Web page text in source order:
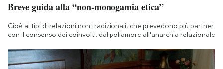
Breve guida alla “non-monogamia etica”
Cioè ai tipi di relazioni non tradizionali, che prevedono più partner
con il consenso dei coinvolti: dal poliamore all'anarchia relazionale